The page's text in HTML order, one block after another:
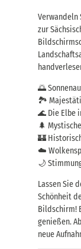
Verwandeln
zur
🌅
🏞️
🌊 Die Elbe
🌲
🏰
☁️
🌙
Lassen Sie
Schönheit
Bildschirm!
genießen.
neue